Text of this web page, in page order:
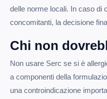
delle norme locali. In caso di
concomitanti, la decisione
Chi non
Non usare Serc se si è
a componenti della
una controindicazione